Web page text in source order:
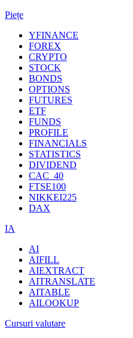
Piețe
YFINANCE
FOREX
CRYPTO
STOCK
BONDS
OPTIONS
FUTURES
ETF
FUNDS
PROFILE
FINANCIALS
STATISTICS
DIVIDEND
CAC_40
FTSE100
NIKKEI225
DAX
IA
AI
AIFILL
AIEXTRACT
AITRANSLATE
AITABLE
AILOOKUP
Cursuri valutare